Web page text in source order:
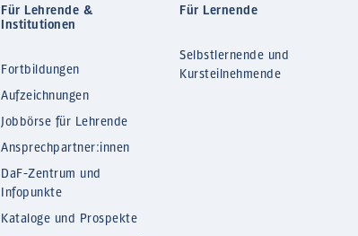
Für Lehrende &
Institutionen
Fortbildungen
Aufzeichnungen
Jobbörse für Lehrende
Ansprechpartner:innen
DaF-Zentrum und
Infopunkte
Kataloge und Prospekte
Für Lernende
Selbstlernende und
Kursteilnehmende